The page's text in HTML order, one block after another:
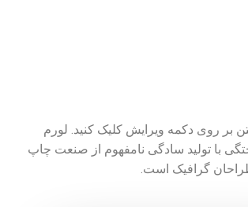
بر روی دکمه ویرایش کلیک کنید. لورم
با تولید سادگی نامفهوم از صنعت چاپ
طراحان گرافیک است.